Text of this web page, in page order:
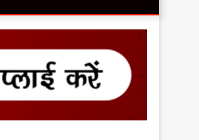
skin